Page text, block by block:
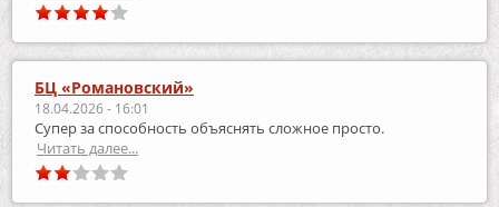
БЦ «Романовский»
18.04.2026 - 16:01
Супер за способность объяснять сложное просто.
Читать далее...